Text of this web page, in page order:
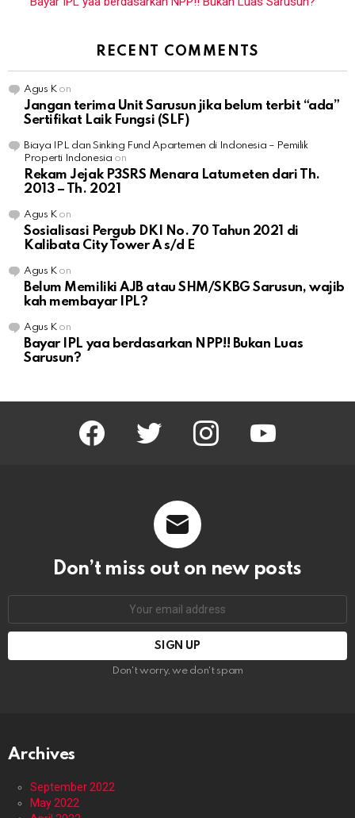
RECENT COMMENTS
Agus Kon
Jangan terima Unit Sarusun jika belum terbit “ada”
Sertifikat Laik Fungsi (SLF)
Biaya IPL dan Sinking Fund Apartemen di Indonesia – Pemilik
Properti Indonesia on
Rekam Jejak P3SRS Menara Latumeten dari Th.
2013 – Th. 2021
Agus Kon
Sosialisasi Pergub DKI No. 70 Tahun 2021 di
Kalibata City Tower A s/d E
Agus Kon
Belum Memiliki AJB atau SHM/SKBG Sarusun, wajib
kah membayar IPL?
Agus Kon
Bayar IPL yaa berdasarkan NPP!! Bukan Luas
Sarusun?
facebook twitter instagram youtube
Don’t miss out on new posts
Don't worry, we don't spam
Archives
September 2022
May 2022